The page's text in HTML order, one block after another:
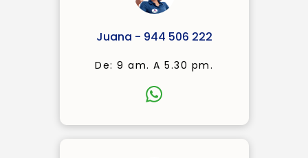
Juana - 944 506 222
De: 9 am. A 5.30 pm.